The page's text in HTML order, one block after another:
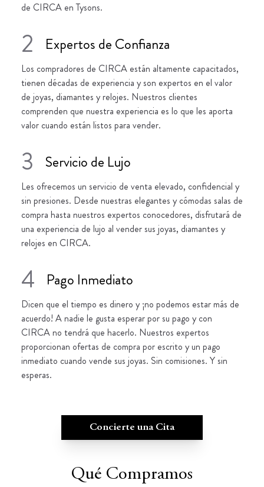
de CIRCA en Tysons.
2 Expertos de Confianza
Los compradores de CIRCA están altamente capacitados,
tienen décadas de experiencia y son expertos en el valor
de joyas, diamantes y relojes. Nuestros clientes
comprenden que nuestra experiencia es lo que les aporta
valor cuando están listos para vender.
3 Servicio de Lujo
Les ofrecemos un servicio de venta elevado, confidencial y
sin presiones. Desde nuestras elegantes y cómodas salas de
compra hasta nuestros expertos conocedores, disfrutará de
una experiencia de lujo al vender sus joyas, diamantes y
relojes en CIRCA.
4 Pago Inmediato
Dicen que el tiempo es dinero y ¡no podemos estar más de
acuerdo! A nadie le gusta esperar por su pago y con
CIRCA no tendrá que hacerlo. Nuestros expertos
proporcionan ofertas de compra por escrito y un pago
inmediato cuando vende sus joyas. Sin comisiones. Y sin
esperas.
Concierte una Cita
Qué Compramos